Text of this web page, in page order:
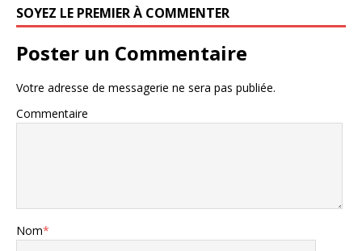
SOYEZ LE PREMIER À COMMENTER
Poster un Commentaire
Votre adresse de messagerie ne sera pas publiée.
Commentaire
Nom*